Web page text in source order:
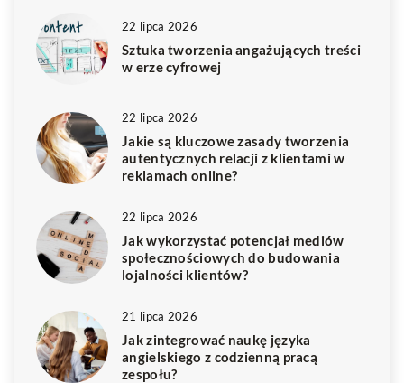
22 lipca 2026
Sztuka tworzenia angażujących treści
w erze cyfrowej
22 lipca 2026
Jakie są kluczowe zasady tworzenia
autentycznych relacji z klientami w
reklamach online?
22 lipca 2026
Jak wykorzystać potencjał mediów
społecznościowych do budowania
lojalności klientów?
21 lipca 2026
Jak zintegrować naukę języka
angielskiego z codzienną pracą
zespołu?